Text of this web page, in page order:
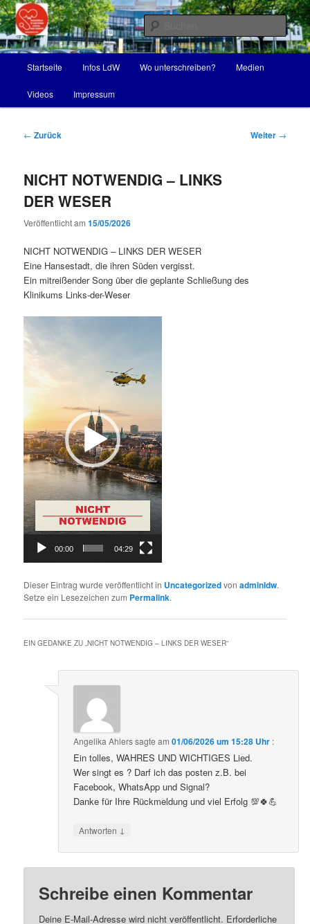
Zum
Inhalt
wechseln
Volksbegehren-LdW – gegen die
Schließung des Klinikums Links-
der-Weser
Krankenhäuser erhalten – nicht schließen
Startseite Infos LdW Wo unterschreiben? Medien
Videos Impressum
Beitragsnavigation
← Zurück Weiter →
NICHT NOTWENDIG – LINKS
DER WESER
Veröffentlicht am15/05/2026
NICHT NOTWENDIG – LINKS DER WESER
Eine Hansestadt, die ihren Süden vergisst.
Ein mitreißender Song über die geplante Schließung des
Klinikums Links-der-Weser
Player
00:00 04:29
Dieser Eintrag wurde veröffentlicht in Uncategorizedvonadminldw.
Setze ein Lesezeichen zum Permalink.
EIN GEDANKE ZU „NICHT NOTWENDIG – LINKS DER WESER“
Angelika Ahlerssagte am01/06/2026 um 15:28 Uhr :
Ein tolles, WAHRES UND WICHTIGES Lied.
Wer singt es ? Darf ich das posten z.B. bei
Facebook, WhatsApp und Signal?
Danke für Ihre Rückmeldung und viel Erfolg 💯🍀💪
Antworten ↓
Schreibe einen Kommentar
Deine E-Mail-Adresse wird nicht veröffentlicht. Erforderliche